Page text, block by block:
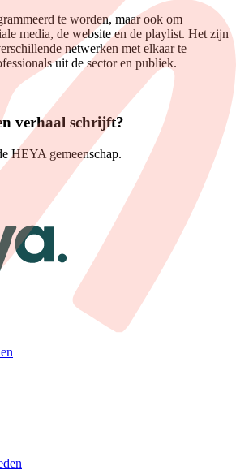
te worden, maar ook om
media, de website en de playlist. Het zijn
netwerken met elkaar te
uit de sector en publiek.
verhaal schrijft?
HEYA gemeenschap.